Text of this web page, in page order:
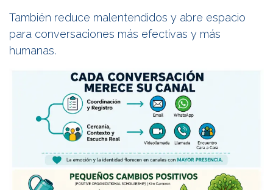
También reduce malentendidos y abre espacio
para conversaciones más efectivas y más
humanas.